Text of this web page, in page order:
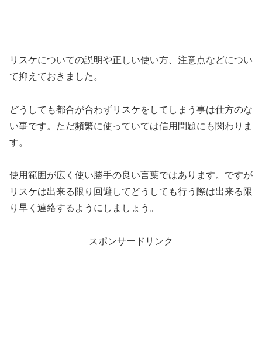
リスケについての説明や正しい使い方、注意点などについ
て抑えておきました。
どうしても都合が合わずリスケをしてしまう事は仕方のな
い事です。ただ頻繁に使っていては信用問題にも関わりま
す。
使用範囲が広く使い勝手の良い言葉ではあります。ですが
リスケは出来る限り回避してどうしても行う際は出来る限
り早く連絡するようにしましょう。
スポンサードリンク